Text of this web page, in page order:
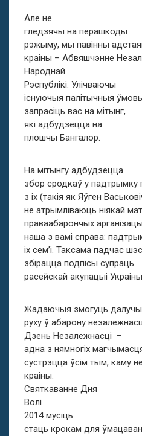
Але не
гледзячы на перашкоды
рэжыму, мы павінны
краіны – Абвяшчэнне
Народнай
Рэспублікі. Улічваючы
існуючыя палітычныя
запрасіць вас на мітынг,
які адбудзецца на
плошчы Бангалор.
На мітынгу адбудзецца
збор сродкаў у падтрымку
з іх (такія як Яўген
не атрымліваюць ніякай
праваабарончых
наша з вамі справа:
іх сем’і. Таксама падчас
збірацца подпісы супраць
расейскай акупацыі
Жадаючыя змогуць
руху ў абарону
Дзень Незалежнасці –
адна з нямногіх
сустрэцца ўсім тым, каму
краіны.
Святкаванне Дня
Волі
2014 мусіць
стаць крокам для